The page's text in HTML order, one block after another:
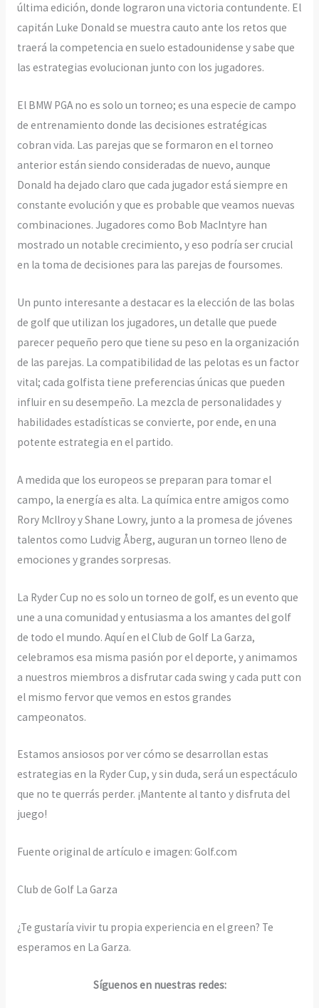
última edición, donde lograron una victoria contundente. El
capitán Luke Donald se muestra cauto ante los retos que
traerá la competencia en suelo estadounidense y sabe que
las estrategias evolucionan junto con los jugadores.
El BMW PGA no es solo un torneo; es una especie de campo
de entrenamiento donde las decisiones estratégicas
cobran vida. Las parejas que se formaron en el torneo
anterior están siendo consideradas de nuevo, aunque
Donald ha dejado claro que cada jugador está siempre en
constante evolución y que es probable que veamos nuevas
combinaciones. Jugadores como Bob MacIntyre han
mostrado un notable crecimiento, y eso podría ser crucial
en la toma de decisiones para las parejas de foursomes.
Un punto interesante a destacar es la elección de las bolas
de golf que utilizan los jugadores, un detalle que puede
parecer pequeño pero que tiene su peso en la organización
de las parejas. La compatibilidad de las pelotas es un factor
vital; cada golfista tiene preferencias únicas que pueden
influir en su desempeño. La mezcla de personalidades y
habilidades estadísticas se convierte, por ende, en una
potente estrategia en el partido.
A medida que los europeos se preparan para tomar el
campo, la energía es alta. La química entre amigos como
Rory McIlroy y Shane Lowry, junto a la promesa de jóvenes
talentos como Ludvig Åberg, auguran un torneo lleno de
emociones y grandes sorpresas.
La Ryder Cup no es solo un torneo de golf, es un evento que
une a una comunidad y entusiasma a los amantes del golf
de todo el mundo. Aquí en el Club de Golf La Garza,
celebramos esa misma pasión por el deporte, y animamos
a nuestros miembros a disfrutar cada swing y cada putt con
el mismo fervor que vemos en estos grandes
campeonatos.
Estamos ansiosos por ver cómo se desarrollan estas
estrategias en la Ryder Cup, y sin duda, será un espectáculo
que no te querrás perder. ¡Mantente al tanto y disfruta del
juego!
Fuente original de artículo e imagen: Golf.com
Club de Golf La Garza
¿Te gustaría vivir tu propia experiencia en el green? Te
esperamos en La Garza.
Síguenos en nuestras redes: